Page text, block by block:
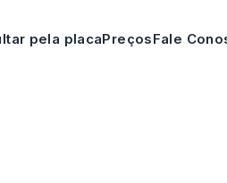
pela placaPreçosFale